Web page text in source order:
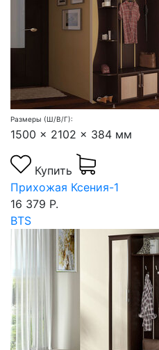
Размеры (Ш/В/Г):
1500 x 2102 x 384 мм
Купить
Прихожая Ксения-1
16 379 Р.
BTS